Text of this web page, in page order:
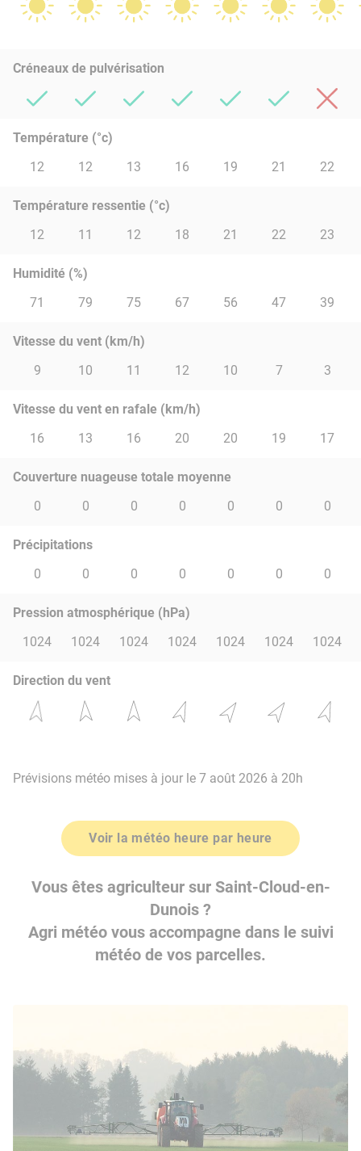
Créneaux de pulvérisation
Température (°c)
12
12 13 16 19 21 22
Température ressentie (°c)
12
11 12 18 21 22 23
Humidité (%)
71
79 75 67 56 47 39
Vitesse du vent (km/h)
9
10 11 12 10 7 3
Vitesse du vent en rafale (km/h)
16
13 16 20 20 19 17
Couverture nuageuse totale moyenne
0
0 0 0 0 0 0
Précipitations
0
0 0 0 0 0 0
Pression atmosphérique (hPa)
1024
1024 1024 1024 1024 1024 1024
Direction du vent
Prévisions météo mises à jour le 7 août 2026 à 20h
Voir la météo heure par heure
Vous êtes agriculteur sur Saint-Cloud-en-
Dunois ?
Agri météo vous accompagne dans le suivi
météo de vos parcelles.